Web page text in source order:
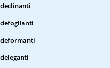
declinanti
defoglianti
deformanti
deleganti